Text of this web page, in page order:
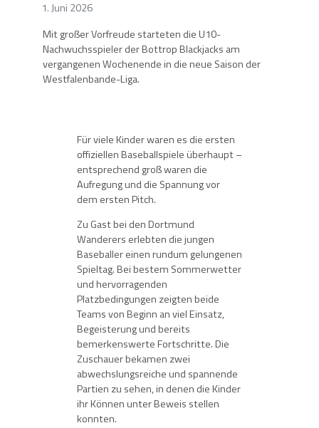
1. Juni 2026
Mit großer Vorfreude starteten die U10-
Nachwuchsspieler der Bottrop Blackjacks am
vergangenen Wochenende in die neue Saison der
Westfalenbande-Liga.
Für viele Kinder waren es die ersten
offiziellen Baseballspiele überhaupt –
entsprechend groß waren die
Aufregung und die Spannung vor
dem ersten Pitch.
Zu Gast bei den Dortmund
Wanderers erlebten die jungen
Baseballer einen rundum gelungenen
Spieltag. Bei bestem Sommerwetter
und hervorragenden
Platzbedingungen zeigten beide
Teams von Beginn an viel Einsatz,
Begeisterung und bereits
bemerkenswerte Fortschritte. Die
Zuschauer bekamen zwei
abwechslungsreiche und spannende
Partien zu sehen, in denen die Kinder
ihr Können unter Beweis stellen
konnten.